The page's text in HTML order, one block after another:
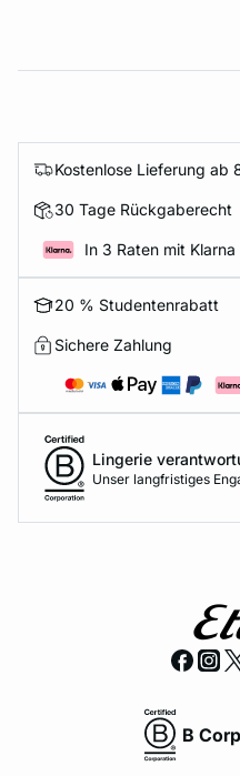
Kostenlose Lieferung ab
30 Tage Rückgaberecht
In 3 Raten mit Klarna
20 % Studentenrabatt
Sichere Zahlung
Lingerie
Unser langfristiges
B